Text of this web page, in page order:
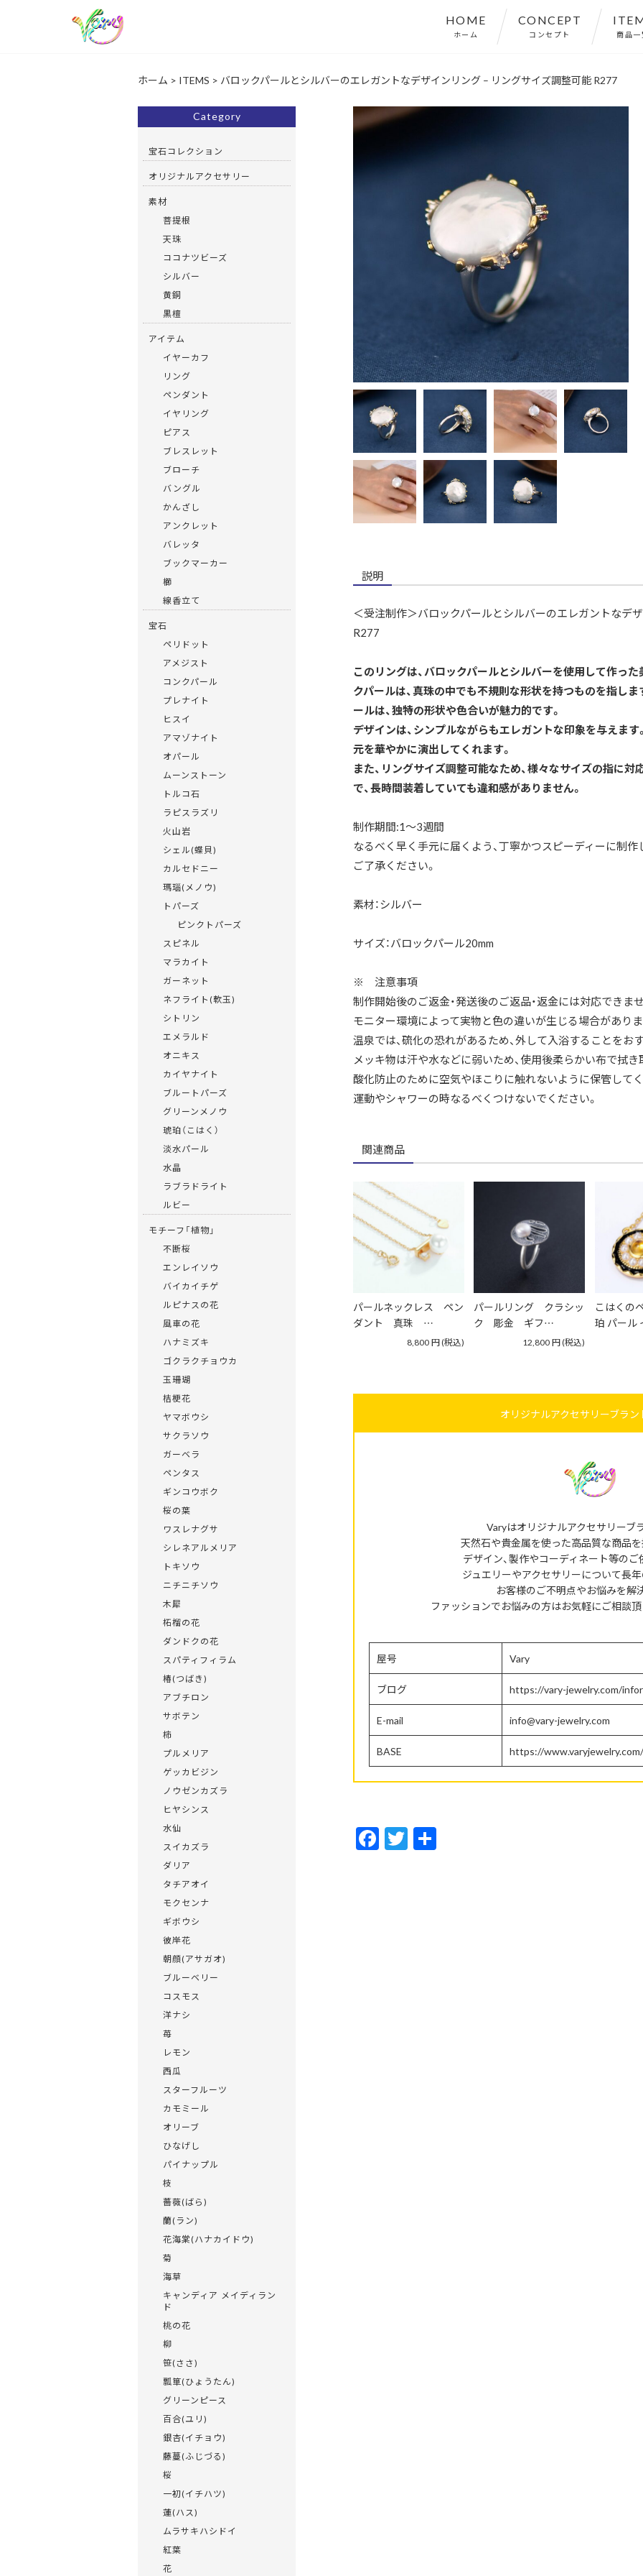
HOME
ホーム
CONCEPT
コンセプト 商品一
ホーム > ITEMS > バロックパールとシルバーのエレガントなデザインリング – リングサイズ調整可能 R277
説明
＜受注制作＞バロックパールとシルバーのエレガントなデ
R277
このリングは、バロックパールとシルバーを使用して作っ
クパールは、真珠の中でも不規則な形状を持つものを指し
ールは、独特の形状や色合いが魅力的です。
デザインは、シンプルながらもエレガントな印象を与えま
元を華やかに演出してくれます。
また、リングサイズ調整可能なため、様々なサイズの指に対
で、長時間装着していても違和感がありません。
制作期間:1〜3週間
なるべく早く手元に届くよう、丁寧かつスピーディーに制作
ご了承ください。
素材：シルバー
サイズ：バロックパール20mm
※ 注意事項
制作開始後のご返金・発送後のご返品・返金には対応できませ
モニター環境によって実物と色の違いが生じる場合がありま
温泉では、硫化の恐れがあるため、外して入浴することをお
メッキ物は汗や水などに弱いため、使用後柔らかい布で拭き
酸化防止のために空気やほこりに触れないように保管してく
運動やシャワーの時なるべくつけないでください。
関連商品
パールネックレス ペン
ダント 真珠 …
8,800円(税込)
パールリング クラシッ
ク 彫金 ギフ…
12,800円(税込)
こはくの
珀 パール
オリジナルアクセサリーブラン
Varyはオリジナルアクセサリーブ
天然石や貴金属を使った高品質な商品を
デザイン、製作やコーディネート等のご
ジュエリーやアクセサリーについて長年
お客様のご不明点やお悩みを解
ファッションでお悩みの方はお気軽にご相談頂
屋号 Vary
ブログ https://vary-jewelry.com/
E-mail info@vary-jewelry.com
BASE https://www.varyjewelry.com/
F
ac
T
w
Category
宝石コレクション
オリジナルアクセサリー
素材
菩提根
天珠
ココナツビーズ
シルバー
黄銅
黒檀
アイテム
イヤーカフ
リング
ペンダント
イヤリング
ピアス
ブレスレット
ブローチ
バングル
かんざし
アンクレット
バレッタ
ブックマーカー
櫛
線香立て
宝石
ペリドット
アメジスト
コンクパール
プレナイト
ヒスイ
アマゾナイト
オパール
ムーンストーン
トルコ石
ラピスラズリ
火山岩
シェル(蝶貝)
カルセドニー
瑪瑙(メノウ)
トパーズ
ピンクトパーズ
スピネル
マラカイト
ガーネット
ネフライト(軟玉)
シトリン
エメラルド
オニキス
カイヤナイト
ブルートパーズ
グリーンメノウ
琥珀（こはく）
淡水パール
水晶
ラブラドライト
ルビー
モチーフ「植物」
不断桜
エンレイソウ
バイカイチゲ
ルピナスの花
風車の花
ハナミズキ
ゴクラクチョウカ
玉珊瑚
桔梗花
ヤマボウシ
サクラソウ
ガーベラ
ペンタス
ギンコウボク
桜の葉
ワスレナグサ
シレネアルメリア
トキソウ
ニチニチソウ
木犀
柘榴の花
ダンドクの花
スパティフィラム
椿(つばき)
アブチロン
サボテン
柿
プルメリア
ゲッカビジン
ノウゼンカズラ
ヒヤシンス
水仙
スイカズラ
ダリア
タチアオイ
モクセンナ
ギボウシ
彼岸花
朝顔(アサガオ)
ブルーベリー
コスモス
洋ナシ
苺
レモン
西瓜
スターフルーツ
カモミール
オリーブ
ひなげし
パイナップル
枝
薔薇(ばら)
蘭(ラン)
花海棠(ハナカイドウ)
菊
海草
キャンディア メイディラン
ド
桃の花
柳
笹(ささ)
瓢箪(ひょうたん)
グリーンピース
百合(ユリ)
銀杏(イチョウ)
藤蔓(ふじづる)
桜
一初(イチハツ)
蓮(ハス)
ムラサキハシドイ
紅葉
花